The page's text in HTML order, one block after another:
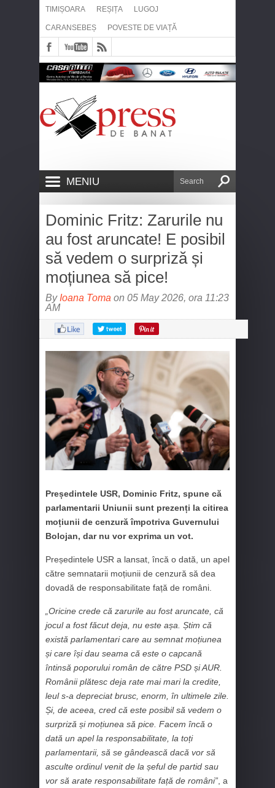
TIMIȘOARA REȘIȚA LUGOJ
CARANSEBEȘ POVESTE DE VIAȚĂ
MENIU
Dominic Fritz: Zarurile nu
au fost aruncate! E posibil
să vedem o surpriză și
moțiunea să pice!
By Ioana Toma on 05 May 2026, ora 11:23
AM
Președintele USR, Dominic Fritz, spune că
parlamentarii Uniunii sunt prezenți la citirea
moțiunii de cenzură împotriva Guvernului
Bolojan, dar nu vor exprima un vot.
Președintele USR a lansat, încă o dată, un apel
către semnatarii moțiunii de cenzură să dea
dovadă de responsabilitate față de români.
„Oricine crede că zarurile au fost aruncate, că
jocul a fost făcut deja, nu este așa. Știm că
există parlamentari care au semnat moțiunea
și care își dau seama că este o capcană
întinsă poporului român de către PSD și AUR.
Românii plătesc deja rate mai mari la credite,
leul s-a depreciat brusc, enorm, în ultimele zile.
Și, de aceea, cred că este posibil să vedem o
surpriză și moțiunea să pice. Facem încă o
dată un apel la responsabilitate, la toți
parlamentarii, să se gândească dacă vor să
asculte ordinul venit de la șeful de partid sau
vor să arate responsabilitate față de români” , a